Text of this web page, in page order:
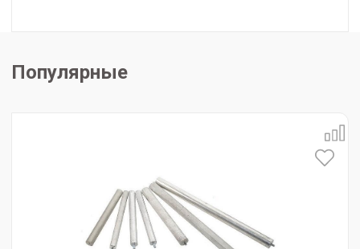
Популярные